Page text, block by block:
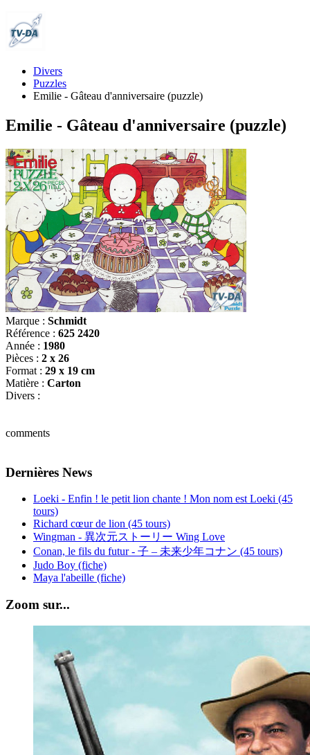
Divers
Puzzles
Emilie - Gâteau d'anniversaire (puzzle)
Emilie - Gâteau d'anniversaire (puzzle)
Marque : Schmidt
Référence : 625 2420
Année : 1980
Pièces : 2 x 26
Format : 29 x 19 cm
Matière : Carton
Divers :
comments
Dernières News
Loeki - Enfin ! le petit lion chante ! Mon nom est Loeki (45
tours)
Richard cœur de lion (45 tours)
Wingman - 異次元ストーリー Wing Love
Conan, le fils du futur - 子 – 未来少年コナン (45 tours)
Judo Boy (fiche)
Maya l'abeille (fiche)
Zoom sur...